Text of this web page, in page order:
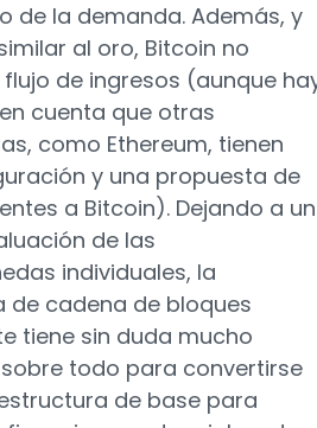
de la demanda. Además, y
al oro, Bitcoin no
de ingresos (aunque
cuenta que otras
como Ethereum, tienen
y una propuesta de
a Bitcoin). Dejando a un
de las
individuales, la
de cadena de bloques
tiene sin duda mucho
todo para convertirse
de base para